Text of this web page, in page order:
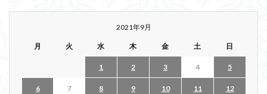
2021年9月
月 火 水 木 金 土 日
1 2 3 4 5
6 7 8 9 10 11 12